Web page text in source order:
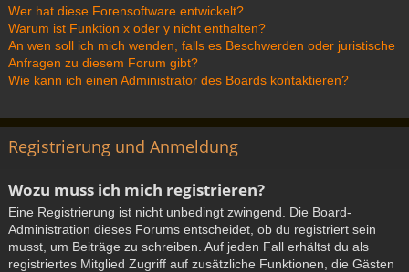
Wer hat diese Forensoftware entwickelt?
Warum ist Funktion x oder y nicht enthalten?
An wen soll ich mich wenden, falls es Beschwerden oder juristische
Anfragen zu diesem Forum gibt?
Wie kann ich einen Administrator des Boards kontaktieren?
Registrierung und Anmeldung
Wozu muss ich mich registrieren?
Eine Registrierung ist nicht unbedingt zwingend. Die Board-
Administration dieses Forums entscheidet, ob du registriert sein
musst, um Beiträge zu schreiben. Auf jeden Fall erhältst du als
registriertes Mitglied Zugriff auf zusätzliche Funktionen, die Gästen